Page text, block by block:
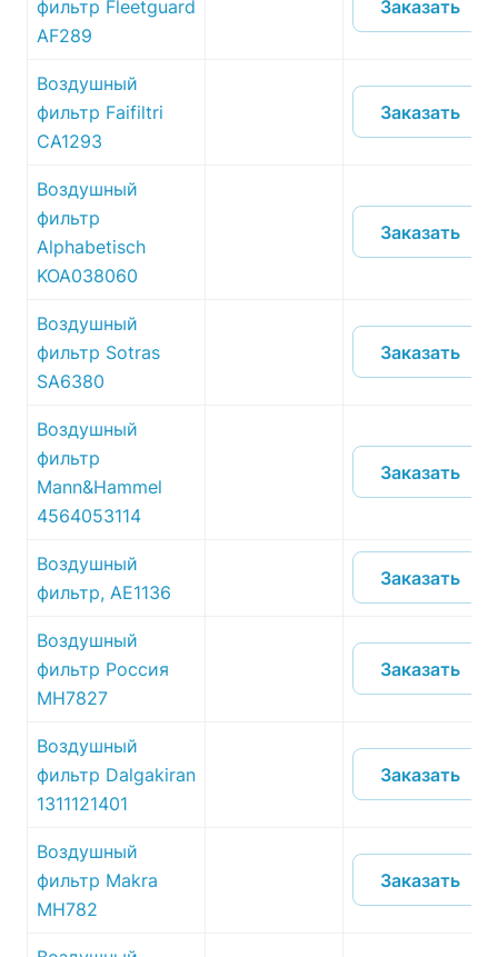
фильтр Fleetguard
AF289
Заказать
Воздушный
фильтр Faifiltri
CA1293
Заказать
Воздушный
фильтр
Alphabetisch
KOA038060
Заказать
Воздушный
фильтр Sotras
SA6380
Заказать
Воздушный
фильтр
Mann&Hammel
4564053114
Заказать
Воздушный
фильтр, AE1136
Заказать
Воздушный
фильтр Россия
MH7827
Заказать
Воздушный
фильтр Dalgakiran
1311121401
Заказать
Воздушный
фильтр Makra
MH782
Заказать